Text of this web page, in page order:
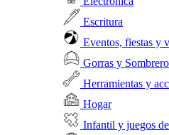
Escritura
Eventos, fiestas y
Gorras y
Herramientas y
Hogar
Infantil y juegos de